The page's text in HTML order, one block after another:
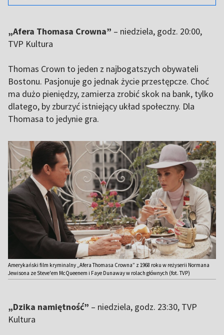
„Afera Thomasa Crowna” – niedziela, godz. 20:00,
TVP Kultura
Thomas Crown to jeden z najbogatszych obywateli
Bostonu. Pasjonuje go jednak życie przestępcze. Choć
ma dużo pieniędzy, zamierza zrobić skok na bank, tylko
dlatego, by zburzyć istniejący układ społeczny. Dla
Thomasa to jedynie gra.
Amerykański film kryminalny „Afera Thomasa Crowna” z 1968 roku w reżyserii Normana
Jewisona ze Steve'em McQueenem i Faye Dunaway w rolach głównych (fot. TVP)
„Dzika namiętność” – niedziela, godz. 23:30, TVP
Kultura